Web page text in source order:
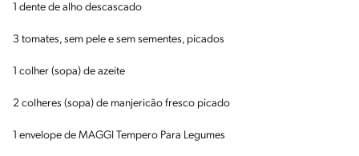
1 dente de alho descascado
3 tomates, sem pele e sem sementes, picados
1 colher (sopa) de azeite
2 colheres (sopa) de manjericão fresco picado
1 envelope de MAGGI Tempero Para Legumes